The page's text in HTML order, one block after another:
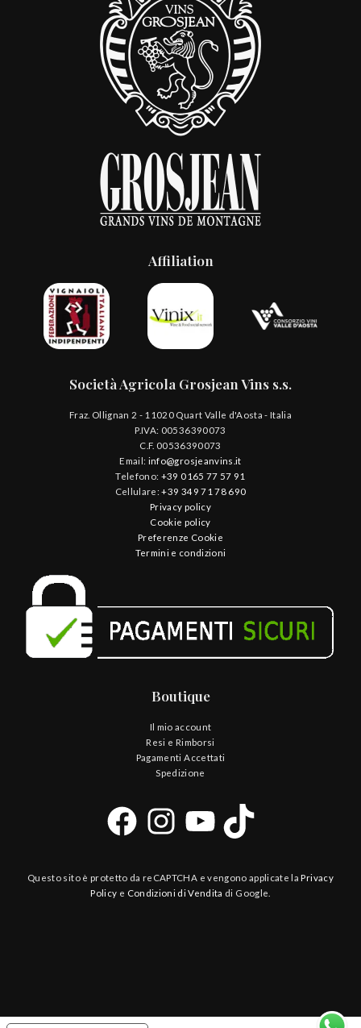
Affiliation
Società Agricola Grosjean Vins s.s.
Fraz. Ollignan 2 - 11020 Quart Valle d'Aosta - Italia
P.IVA: 00536390073
C.F. 00536390073
Email: info@grosjeanvins.it
Telefono: +39 0165 77 57 91
Cellulare: +39 349 71 78 690
Privacy policy
Cookie policy
Preferenze Cookie
Termini e condizioni
Boutique
Il mio account
Resi e Rimborsi
Pagamenti Accettati
Spedizione
Questo sito è protetto da reCAPTCHA e vengono applicate laPrivacy
Policy e Condizioni di Vendita di Google.